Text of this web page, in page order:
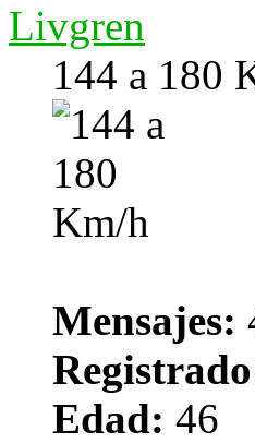
Livgren
144 a 180
Mensajes:
Edad: 46